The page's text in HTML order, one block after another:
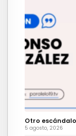
Otro
5 agosto, 2026